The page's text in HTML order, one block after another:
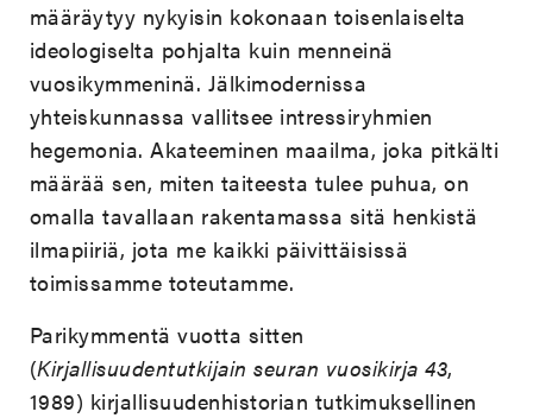
määräytyy nykyisin kokonaan toisenlaiselta
ideologiselta pohjalta kuin menneinä
vuosikymmeninä. Jälkimodernissa
yhteiskunnassa vallitsee intressiryhmien
hegemonia. Akateeminen maailma, joka pitkälti
määrää sen, miten taiteesta tulee puhua, on
omalla tavallaan rakentamassa sitä henkistä
ilmapiiriä, jota me kaikki päivittäisissä
toimissamme toteutamme.
Parikymmentä vuotta sitten
(Kirjallisuudentutkijain seuran vuosikirja 43,
1989) kirjallisuudenhistorian tutkimuksellinen